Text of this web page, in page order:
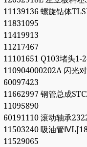
11139136 螺旋钻体
11831095
11419913
11217467
11101651 Q103堵头1-
110904000202A 闪光
60097423
11662997 钢管总成
11095890
60191110 滚动轴承
11503240 吸油管
11529065